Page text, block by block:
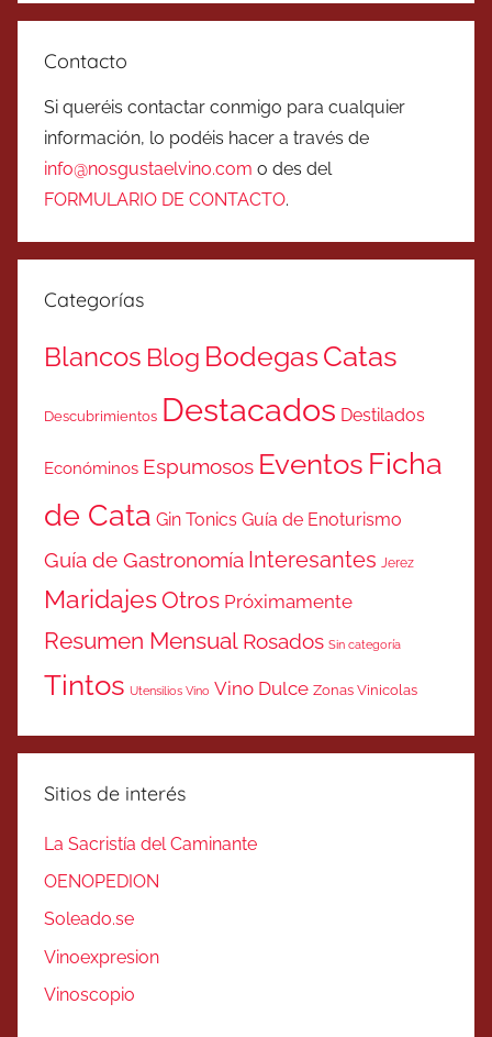
Contacto
Si queréis contactar conmigo para cualquier
información, lo podéis hacer a través de
info@nosgustaelvino.com o des del
FORMULARIO DE CONTACTO.
Categorías
Blancos Blog BodegasCatas
Descubrimientos Destacados Destilados
Económinos Espumosos Eventos Ficha
de Cata Gin Tonics Guía de Enoturismo
Guía de Gastronomía Interesantes Jerez
MaridajesOtros Próximamente
Resumen Mensual Rosados Sin categoría
Tintos Utensilios Vino Vino Dulce Zonas Vinicolas
Sitios de interés
La Sacristía del Caminante
OENOPEDION
Soleado.se
Vinoexpresion
Vinoscopio